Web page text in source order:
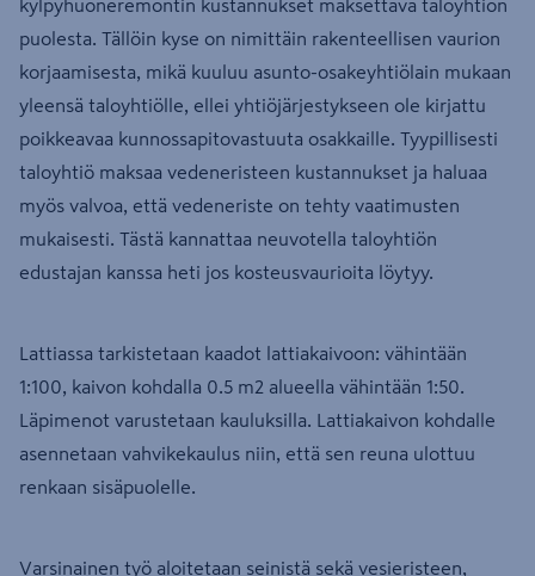
kylpyhuoneremontin kustannukset maksettava taloyhtiön
puolesta. Tällöin kyse on nimittäin rakenteellisen vaurion
korjaamisesta, mikä kuuluu asunto-osakeyhtiölain mukaan
yleensä taloyhtiölle, ellei yhtiöjärjestykseen ole kirjattu
poikkeavaa kunnossapitovastuuta osakkaille. Tyypillisesti
taloyhtiö maksaa vedeneristeen kustannukset ja haluaa
myös valvoa, että vedeneriste on tehty vaatimusten
mukaisesti. Tästä kannattaa neuvotella taloyhtiön
edustajan kanssa heti jos kosteusvaurioita löytyy.
Lattiassa tarkistetaan kaadot lattiakaivoon: vähintään
1:100, kaivon kohdalla 0.5 m2 alueella vähintään 1:50.
Läpimenot varustetaan kauluksilla. Lattiakaivon kohdalle
asennetaan vahvikekaulus niin, että sen reuna ulottuu
renkaan sisäpuolelle.
Varsinainen työ aloitetaan seinistä sekä vesieristeen,